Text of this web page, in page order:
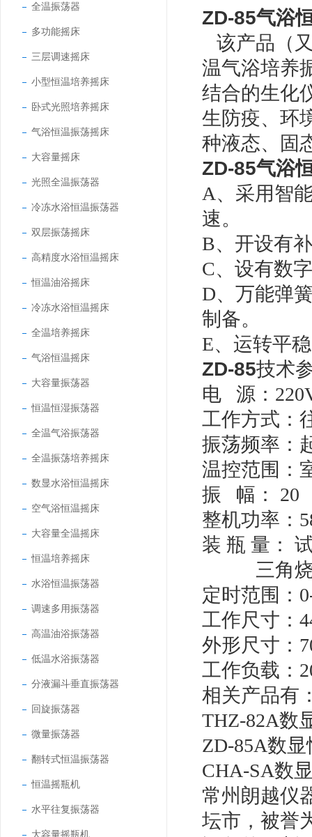
全温振荡器
多功能摇床
三层调速摇床
小型恒温培养摇床
卧式光照培养摇床
气浴恒温振荡摇床
大容量摇床
光照全温振荡器
冷冻水浴恒温振荡器
双层振荡摇床
高精度水浴恒温摇床
恒温油浴摇床
冷冻水浴恒温摇床
全温培养摇床
气浴恒温摇床
大容量振荡器
恒温恒湿振荡器
全温气浴振荡器
全温振荡培养摇床
数显水浴恒温摇床
空气浴恒温摇床
大容量全温摇床
恒温培养摇床
水浴恒温振荡器
调速多用振荡器
高温油浴振荡器
低温水浴振荡器
分液漏斗垂直振荡器
回旋振荡器
微量振荡器
翻转式恒温振荡器
恒温摇瓶机
水平往复振荡器
大容量摇瓶机
ZD-85气浴
该产品（
温气浴培养
结合的生化
生防疫、环
种液态、固
ZD-85气浴
A、采用智
速。
B、开设有
C、设有数
D、万能弹
制备。
E、运转平
ZD-85技术
电 源：
工作方式：
振荡频率：
温控范围：
振 幅： 20
整机功率：
装 瓶 量：
三角烧瓶
定时范围：
工作尺寸：
外形尺寸：
工作负载：
相关产品有
THZ-82A数
ZD-85A数
CHA-SA数
常州朗越仪
坛市，被誉